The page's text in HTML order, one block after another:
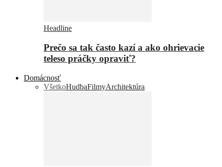
Headline
Prečo sa tak často kazí a ako ohrievacie
teleso práčky opraviť?
Domácnosť
VšetkoHudbaFilmyArchitektúra